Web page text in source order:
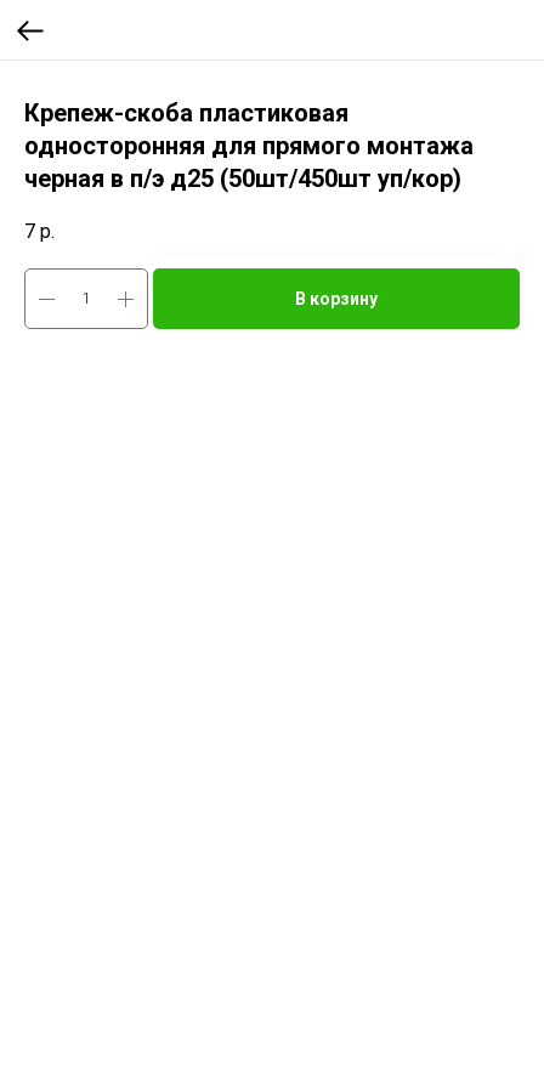
Крепеж-скоба пластиковая
односторонняя для прямого монтажа
черная в п/э д25 (50шт/450шт уп/кор)
7 р.
В корзину